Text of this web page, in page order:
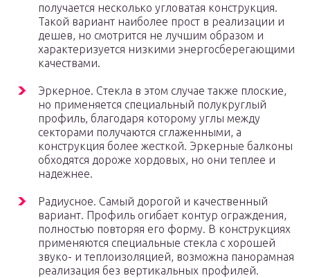
получается несколько угловатая конструкция.
Такой вариант наиболее прост в реализации и
дешев, но смотрится не лучшим образом и
характеризуется низкими энергосберегающими
качествами.
Эркерное. Стекла в этом случае также плоские,
но применяется специальный полукруглый
профиль, благодаря которому углы между
секторами получаются сглаженными, а
конструкция более жесткой. Эркерные балконы
обходятся дороже хордовых, но они теплее и
надежнее.
Радиусное. Самый дорогой и качественный
вариант. Профиль огибает контур ограждения,
полностью повторяя его форму. В конструкциях
применяются специальные стекла с хорошей
звуко- и теплоизоляцией, возможна панорамная
реализация без вертикальных профилей.